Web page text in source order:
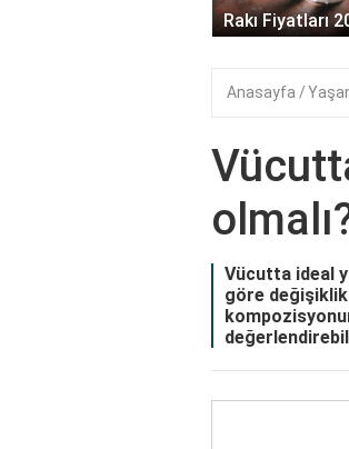
Rakı Fiyatları
Anasayfa
Vücutta ideal
göre değişiklik